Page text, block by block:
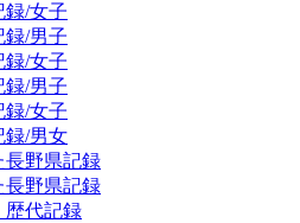
録/女子
録/男子
録/女子
録/男子
録/女子
録/男女
長野県記録
長野県記録
歴代記録